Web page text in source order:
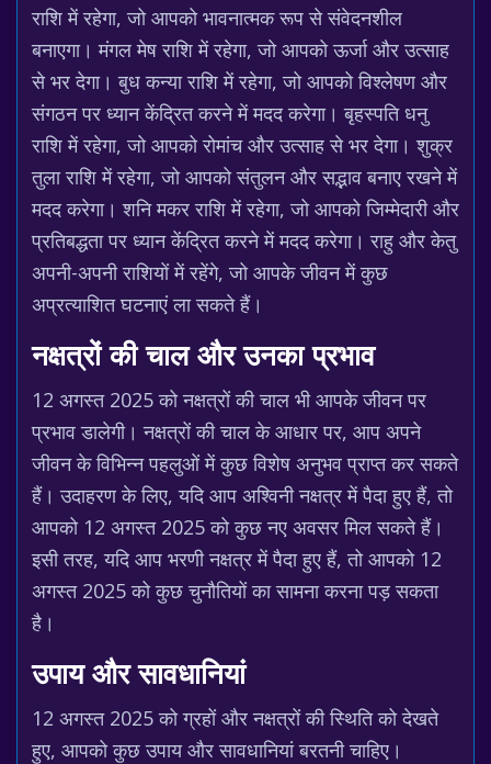
राशि में रहेगा, जो आपको भावनात्मक रूप से संवेदनशील
बनाएगा। मंगल मेष राशि में रहेगा, जो आपको ऊर्जा और उत्साह
से भर देगा। बुध कन्या राशि में रहेगा, जो आपको विश्लेषण और
संगठन पर ध्यान केंद्रित करने में मदद करेगा। बृहस्पति धनु
राशि में रहेगा, जो आपको रोमांच और उत्साह से भर देगा। शुक्र
तुला राशि में रहेगा, जो आपको संतुलन और सद्भाव बनाए रखने में
मदद करेगा। शनि मकर राशि में रहेगा, जो आपको जिम्मेदारी और
प्रतिबद्धता पर ध्यान केंद्रित करने में मदद करेगा। राहु और केतु
अपनी-अपनी राशियों में रहेंगे, जो आपके जीवन में कुछ
अप्रत्याशित घटनाएं ला सकते हैं।
नक्षत्रों की चाल और उनका प्रभाव
12 अगस्त 2025 को नक्षत्रों की चाल भी आपके जीवन पर
प्रभाव डालेगी। नक्षत्रों की चाल के आधार पर, आप अपने
जीवन के विभिन्न पहलुओं में कुछ विशेष अनुभव प्राप्त कर सकते
हैं। उदाहरण के लिए, यदि आप अश्विनी नक्षत्र में पैदा हुए हैं, तो
आपको 12 अगस्त 2025 को कुछ नए अवसर मिल सकते हैं।
इसी तरह, यदि आप भरणी नक्षत्र में पैदा हुए हैं, तो आपको 12
अगस्त 2025 को कुछ चुनौतियों का सामना करना पड़ सकता
है।
उपाय और सावधानियां
12 अगस्त 2025 को ग्रहों और नक्षत्रों की स्थिति को देखते
हुए, आपको कुछ उपाय और सावधानियां बरतनी चाहिए।